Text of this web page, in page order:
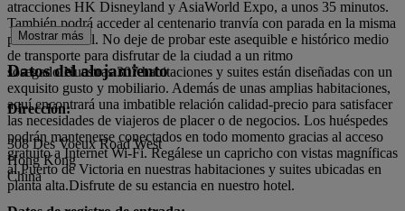
atracciones HK Disneyland y AsiaWorld Expo, a unos 35 minutos.
También podrá acceder al centenario tranvía con parada en la misma
puerta del hotel. No deje de probar este asequible e histórico medio
de transporte para disfrutar de la ciudad a un ritmo
sosegado.Nuestras 307 habitaciones y suites están diseñadas con un
exquisito gusto y mobiliario. Además de unas amplias habitaciones,
aquí encontrará una imbatible relación calidad-precio para satisfacer
las necesidades de viajeros de placer o de negocios. Los huéspedes
podrán mantenerse conectados en todo momento gracias al acceso
gratuito a Internet Wi-Fi. Regálese un capricho con vistas magníficas
al Puerto de Victoria en nuestras habitaciones y suites ubicadas en
planta alta.Disfrute de su estancia en nuestro hotel.
Mostrar más
Datos del alojamiento
Dirección:
308 Des Voeux Road West
Hong Kong
China